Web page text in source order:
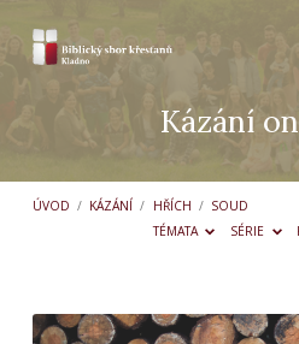
Kázání
ÚVOD / KÁZÁNÍ / HŘÍCH / SOUD
TÉMATA
SÉRIE
Kázání